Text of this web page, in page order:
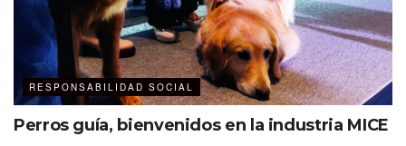
RESPONSABILIDAD SOCIAL
Perros guía, bienvenidos en la industria MICE